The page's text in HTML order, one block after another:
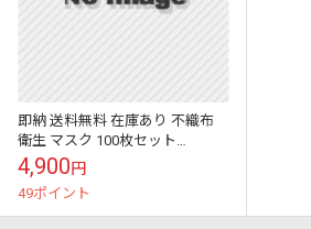
即納 送料無料 在庫あり 不織布
衛生 マスク 100枚セット
BFE99% 3層構造 国内発送 使い
捨て 高密度フィルター 大人...
4,900円
49ポイント